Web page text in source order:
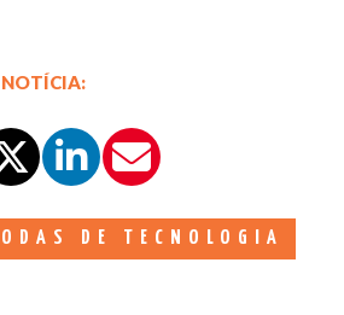
NOTÍCIA:
DE TECNOLOGIA